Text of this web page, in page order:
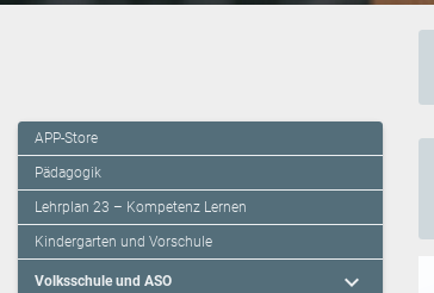
APP-Store
Pädagogik
Lehrplan 23 – Kompetenz Lernen
Kindergarten und Vorschule
Volksschule und ASO expand_more